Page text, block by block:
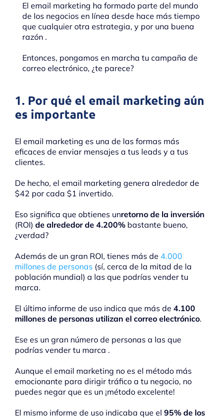
El email marketing ha formado parte del mundo
de los negocios en línea desde hace más tiempo
que cualquier otra estrategia, y por una buena
razón .
Entonces, pongamos en marcha tu campaña de
correo electrónico, ¿te parece?
1. Por qué el email marketing aún
es importante
El email marketing es una de las formas más
eficaces de enviar mensajes a tus leads y a tus
clientes.
De hecho, el email marketing genera alrededor de
$42 por cada $1 invertido.
Eso significa que obtienes unretorno de la inversión
(ROI) de alrededor de 4.200% bastante bueno,
¿verdad?
Además de un gran ROI, tienes más de 4.000
millones de personas (sí, cerca de la mitad de la
población mundial) a las que podrías vender tu
marca.
El último informe de uso indica que más de 4.100
millones de personas utilizan el correo electrónico.
Ese es un gran número de personas a las que
podrías vender tu marca .
Aunque el email marketing no es el método más
emocionante para dirigir tráfico a tu negocio, no
puedes negar que es un ¡método excelente!
El mismo informe de uso indicaba que el 95% de los